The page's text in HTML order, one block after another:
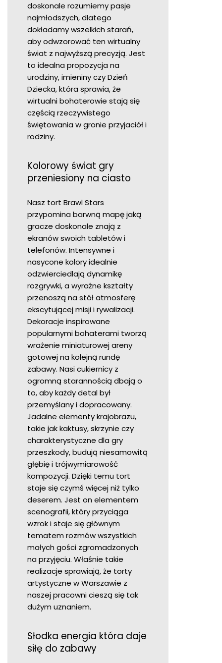
doskonale rozumiemy pasje
najmłodszych, dlatego
dokładamy wszelkich starań,
aby odwzorować ten wirtualny
świat z najwyższą precyzją. Jest
to idealna propozycja na
urodziny, imieniny czy Dzień
Dziecka, która sprawia, że
wirtualni bohaterowie stają się
częścią rzeczywistego
świętowania w gronie przyjaciół i
rodziny.
Kolorowy świat gry
przeniesiony na ciasto
Nasz tort Brawl Stars
przypomina barwną mapę jaką
gracze doskonale znają z
ekranów swoich tabletów i
telefonów. Intensywne i
nasycone kolory idealnie
odzwierciedlają dynamikę
rozgrywki, a wyraźne kształty
przenoszą na stół atmosferę
ekscytującej misji i rywalizacji.
Dekoracje inspirowane
popularnymi bohaterami tworzą
wrażenie miniaturowej areny
gotowej na kolejną rundę
zabawy. Nasi cukiernicy z
ogromną starannością dbają o
to, aby każdy detal był
przemyślany i dopracowany.
Jadalne elementy krajobrazu,
takie jak kaktusy, skrzynie czy
charakterystyczne dla gry
przeszkody, budują niesamowitą
głębię i trójwymiarowość
kompozycji. Dzięki temu tort
staje się czymś więcej niż tylko
deserem. Jest on elementem
scenografii, który przyciąga
wzrok i staje się głównym
tematem rozmów wszystkich
małych gości zgromadzonych
na przyjęciu. Właśnie takie
realizacje sprawiają, że torty
artystyczne w Warszawie z
naszej pracowni cieszą się tak
dużym uznaniem.
Słodka energia która daje
siłę do zabawy